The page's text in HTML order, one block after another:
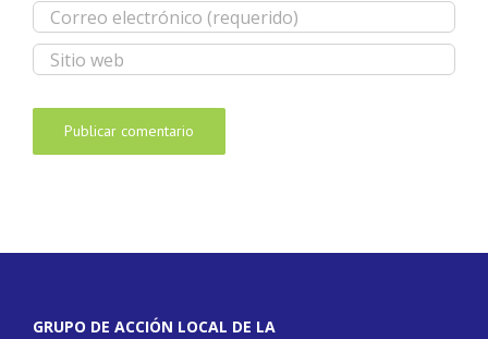
GRUPO DE ACCIÓN LOCAL DE LA